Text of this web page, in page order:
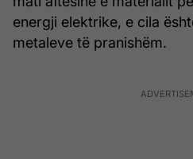
energji elektrike, e cila
metaleve të pranishëm.